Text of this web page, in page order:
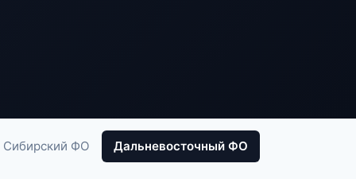
Сибирский ФО Дальневосточный ФО